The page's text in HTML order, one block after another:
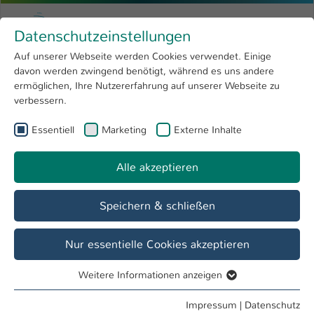
Menu
Forschung 4
Open submenu
Hochschule
International
Zum Hauptinhalt springen
Hochschule Kaiserslautern
Sie sind hier:
Arbeitsgruppen
Übersicht
Arbeitsgruppe Industrielle Biotechnologie
Forschungsprofil
Transformation der mikrobiellen Biodiversität in die
Bioökonomie
Um die globale Herausforderung der Ressourcennachfrage
nach Energie, Nahrung und Medizin bei gleichzeitig
Datenschutzeinstellungen
Auf unserer Webseite werden Cookies verwendet. Einige
davon werden zwingend benötigt, während es uns andere
ermöglichen, Ihre Nutzererfahrung auf unserer Webseite zu
verbessern.
Essentiell Marketing Externe Inhalte
Alle akzeptieren
Speichern & schließen
Nur essentielle Cookies akzeptieren
Essentielle Cookies werden für grundlegende Funktionen
Weitere Informationen anzeigen
Impressum | Datenschutz